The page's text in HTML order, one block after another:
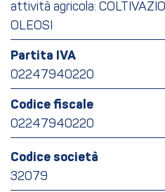
attività agricola:
OLEOSI
Partita IVA
02247940220
Codice fiscale
02247940220
Codice società
32079